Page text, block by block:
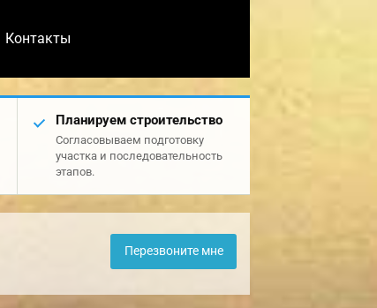
Контакты
Планируем строительство
Согласовываем подготовку
участка и последовательность
этапов.
Перезвоните мне